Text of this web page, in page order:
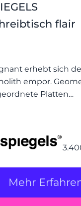
flair
erhebt sich
empor.
Platten
Mehr